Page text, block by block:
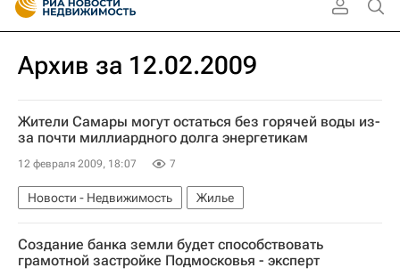
Архив за 12.02.2009
Жители Самары могут остаться без горячей воды из-
за почти миллиардного долга энергетикам
12 февраля 2009, 18:07 7
Новости - Недвижимость Жилье
Создание банка земли будет способствовать
грамотной застройке Подмосковья - эксперт